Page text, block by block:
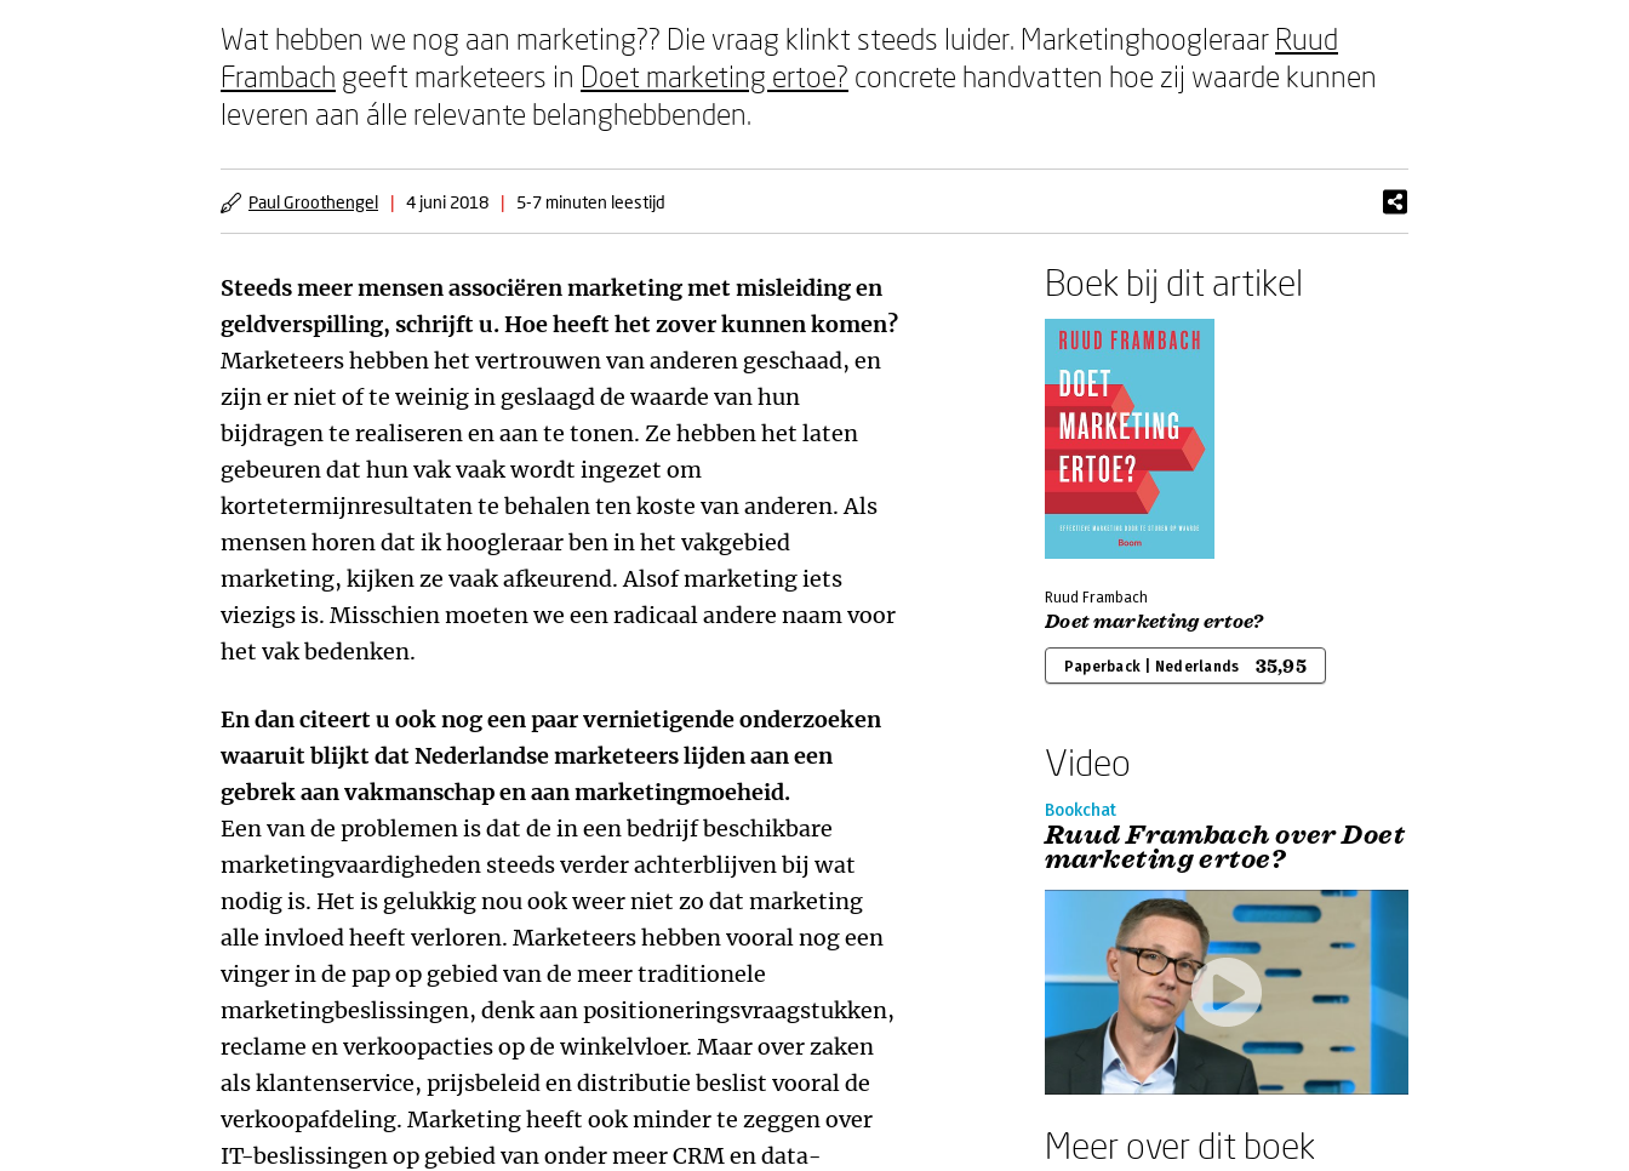
Wat hebben we nog aan marketing?? Die vraag klinkt steeds luider. Marketinghoogleraar Ruud
Frambach geeft marketeers in Doet marketing ertoe? concrete handvatten hoe zij waarde kunnen
leveren aan álle relevante belanghebbenden.
Paul Groothengel | 4 juni 2018 | 5-7 minuten leestijd
Steeds meer mensen associëren marketing met misleiding en
geldverspilling, schrijft u. Hoe heeft het zover kunnen komen?
Marketeers hebben het vertrouwen van anderen geschaad, en
zijn er niet of te weinig in geslaagd de waarde van hun
bijdragen te realiseren en aan te tonen. Ze hebben het laten
gebeuren dat hun vak vaak wordt ingezet om
kortetermijnresultaten te behalen ten koste van anderen. Als
mensen horen dat ik hoogleraar ben in het vakgebied
marketing, kijken ze vaak afkeurend. Alsof marketing iets
viezigs is. Misschien moeten we een radicaal andere naam voor
het vak bedenken.
En dan citeert u ook nog een paar vernietigende onderzoeken
waaruit blijkt dat Nederlandse marketeers lijden aan een
gebrek aan vakmanschap en aan marketingmoeheid.
Een van de problemen is dat de in een bedrijf beschikbare
marketingvaardigheden steeds verder achterblijven bij wat
nodig is. Het is gelukkig nou ook weer niet zo dat marketing
alle invloed heeft verloren. Marketeers hebben vooral nog een
vinger in de pap op gebied van de meer traditionele
marketingbeslissingen, denk aan positioneringsvraagstukken,
reclame en verkoopacties op de winkelvloer. Maar over zaken
als klantenservice, prijsbeleid en distributie beslist vooral de
verkoopafdeling. Marketing heeft ook minder te zeggen over
IT-beslissingen op gebied van onder meer CRM en data-
Boek bij dit artikel
Ruud Frambach
Doet marketing ertoe?
Paperback | Nederlands 35,95
Video
Bookchat
Ruud Frambach over Doet
marketing ertoe?
Meer over dit boek